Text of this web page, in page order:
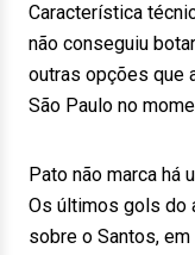
Característica
não conseguiu
outras opções que
São Paulo no
Pato não marca há
Os últimos gols do
sobre o Santos,